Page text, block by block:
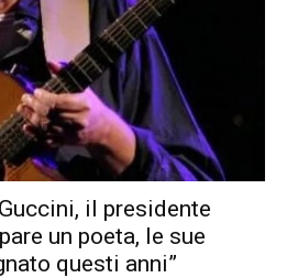
il presidente
un poeta, le sue
questi anni”